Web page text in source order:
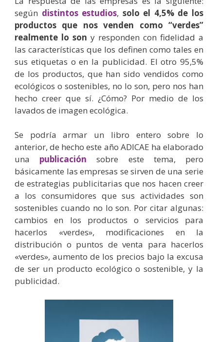
según distintos estudios, solo el 4,5% de los
productos que nos venden como “verdes”
realmente lo son y responden con fidelidad a
las características que los definen como tales en
sus etiquetas o en la publicidad. El otro 95,5%
de los productos, que han sido vendidos como
ecológicos o sostenibles, no lo son, pero nos han
hecho creer que sí. ¿Cómo? Por medio de los
lavados de imagen ecológica.
Se podría armar un libro entero sobre lo
anterior, de hecho este año ADICAE ha elaborado
una publicación sobre este tema, pero
básicamente las empresas se sirven de una serie
de estrategias publicitarias que nos hacen creer
a los consumidores que sus actividades son
sostenibles cuando no lo son. Por citar algunas:
cambios en los productos o servicios para
hacerlos «verdes», modificaciones en la
distribución o puntos de venta para hacerlos
«verdes», aumento de los precios bajo la excusa
de ser un producto ecológico o sostenible, y la
publicidad.